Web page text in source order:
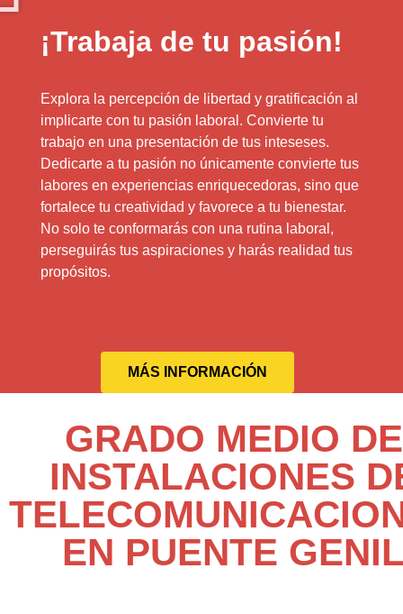
¡Trabaja de tu pasión!
Explora la percepción de libertad y gratificación al
implicarte con tu pasión laboral. Convierte tu
trabajo en una presentación de tus inteseses.
Dedicarte a tu pasión no únicamente convierte tus
labores en experiencias enriquecedoras, sino que
fortalece tu creatividad y favorece a tu bienestar.
No solo te conformarás con una rutina laboral,
perseguirás tus aspiraciones y harás realidad tus
propósitos.
MÁS INFORMACIÓN
GRADO MEDIO DE
INSTALACIONES
EN PUENTE